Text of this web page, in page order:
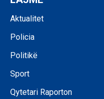
Aktualitet
Policia
Politikë
Sport
Qytetari Raporton